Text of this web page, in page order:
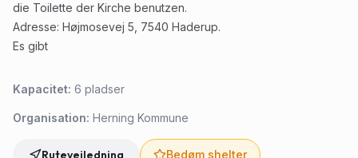
die Toilette der Kirche benutzen.
Adresse: Højmosevej 5, 7540 Haderup.
Es gibt
Kapacitet: 6 pladser
Organisation: Herning Kommune
Rutevejledning Bedøm shelter